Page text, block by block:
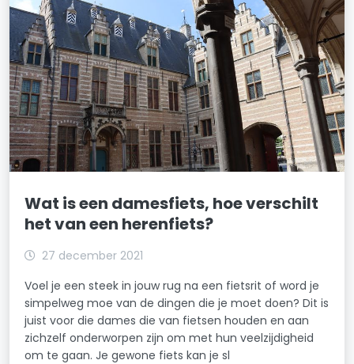
Wat is een damesfiets, hoe verschilt
het van een herenfiets?
27 december 2021
Voel je een steek in jouw rug na een fietsrit of word je
simpelweg moe van de dingen die je moet doen? Dit is
juist voor die dames die van fietsen houden en aan
zichzelf onderworpen zijn om met hun veelzijdigheid
om te gaan. Je gewone fiets kan je sl